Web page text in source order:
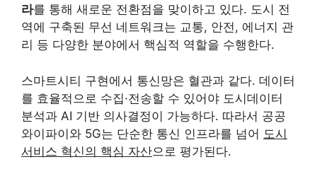
라를 통해 새로운 전환점을 맞이하고 있다. 도시 전
역에 구축된 무선 네트워크는 교통, 안전, 에너지 관
리 등 다양한 분야에서 핵심적 역할을 수행한다.
스마트시티 구현에서 통신망은 혈관과 같다. 데이터
를 효율적으로 수집·전송할 수 있어야 도시데이터
분석과 AI 기반 의사결정이 가능하다. 따라서 공공
와이파이와 5G는 단순한 통신 인프라를 넘어 도시
서비스 혁신의 핵심 자산으로 평가된다.